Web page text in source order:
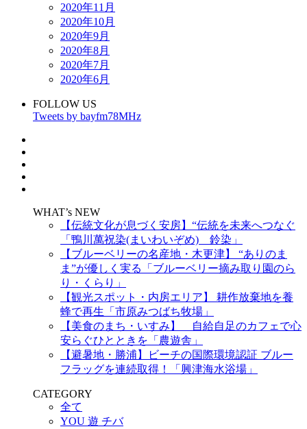
2020年11月
2020年10月
2020年9月
2020年8月
2020年7月
2020年6月
FOLLOW US
Tweets by bayfm78MHz
WHAT’s NEW
【伝統文化が息づく安房】“伝統を未来へつなぐ
「鴨川萬祝染(まいわいぞめ) 鈴染」
【ブルーベリーの名産地・木更津】 “ありのま
ま”が優しく実る「ブルーベリー摘み取り園のら
り・くらり」
【観光スポット・内房エリア】 耕作放棄地を養
蜂で再生「市原みつばち牧場」
【美食のまち・いすみ】 自給自足のカフェで心
安らぐひとときを「農遊舎」
【避暑地・勝浦】ビーチの国際環境認証 ブルー
フラッグを連続取得！「興津海水浴場」
CATEGORY
全て
YOU 遊 チバ